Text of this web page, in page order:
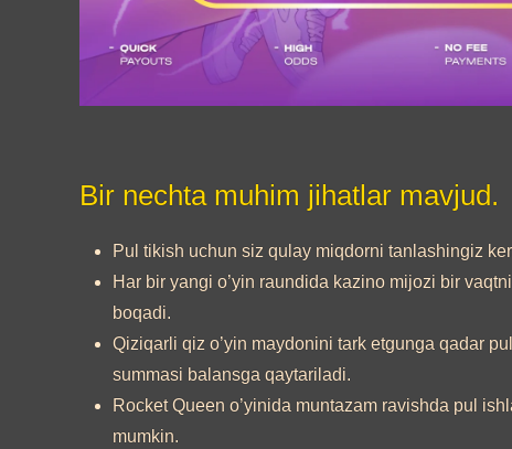
Bir nechta muhim jihatlar mavjud.
Pul tikish uchun siz qulay miqdorni tanlashingiz
Har bir yangi o’yin raundida kazino mijozi bir
boqadi.
Qiziqarli qiz o’yin maydonini tark etgunga qadar
summasi balansga qaytariladi.
Rocket Queen o’yinida muntazam ravishda pul
mumkin.